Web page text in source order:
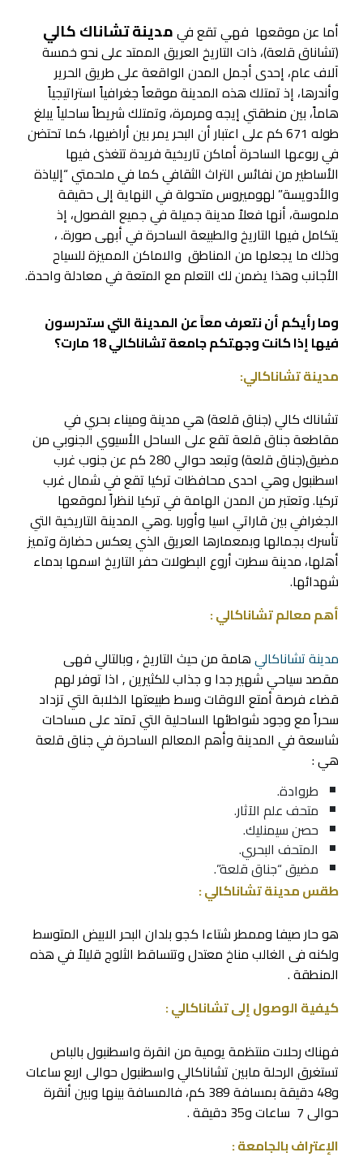
أما عن موقعها فهي تقع فيمدينة تشاناك كالي
(تشاناق قلعة)، ذات التاريخ العريق الممتد على نحو خمسة
آلاف عام، إحدى أجمل المدن الواقعة على طريق الحرير
وأندرها، إذ تمتلك هذه المدينة موقعاً جغرافياً استراتيجياً
هاماً، بين منطقتي إيجه ومرمرة، وتمتلك شريطاً ساحلياً يبلغ
طوله 671 كم على اعتبار أن البحر يمر بين أراضيها، كما تحتضن
في ربوعها الساحرة أماكن تاريخية فريدة تتغذى فيها
الأساطير من نفائس التراث الثقافي كما في ملحمتي “إلياذة
والأدويسة” لهوميروس متحولة في النهاية إلى حقيقة
ملموسة، أنها فعلاً مدينة جميلة في جميع الفصول، إذ
يتكامل فيها التاريخ والطبيعة الساحرة في أبهى صورة. ،
وذلك ما يجعلها من المناطق والاماكن المميزة للسياح
الأجانب وهذا يضمن لك التعلم مع المتعة في معادلة واحدة.
وما رأيكم أن نتعرف معاً عن المدينة التي ستدرسون
فيها إذا كانت وجهتكم جامعة تشاناكالي 18 مارت؟
مدينة تشاناكالي:
تشاناك كالي (جناق قلعة) هي مدينة وميناء بحري في
مقاطعة جناق قلعة تقع على الساحل الأسيوي الجنوبي من
مضيق(جناق قلعة) وتبعد حوالي 280 كم عن جنوب غرب
اسطنبول وهي احدى محافظات تركيا تقع في شمال غرب
تركيا. وتعتبر من المدن الهامة في تركيا لنظراً لموقعها
الجغرافي بين قاراتي اسيا وأوربا .وهي المدينة التاريخية التي
تأسرك بجمالها وبمعمارها العريق الذي يعكس حضارة وتميز
أهلها، مدينة سطرت أروع البطولات حفر التاريخ اسمها بدماء
شهدائها.
أهم معالم تشاناكالي :
مدينة تشاناكاليهامة من حيث التاريخ ، وبالتالي فهى
مقصد سياحي شهير جدا و جذاب للكثيرين , اذا توفر لهم
قضاء فرصة أمتع الاوقات وسط طبيعتها الخلابة التي تزداد
سحراً مع وجود شواطئها الساحلية التي تمتد على مساحات
شاسعة في المدينة وأهم المعالم الساحرة في جناق قلعة
هي :
طروادة.
متحف علم الآثار.
حصن سيمنليك.
المتحف البحري.
مضيق “جناق قلعة”.
طقس مدينة تشاناكالي :
هو حار صيفا وممطر شتاءا كجو بلدان البحر الابيض المتوسط
ولكنه فى الغالب مناخ معتدل وتتساقط الثلوج قليلاً في هذه
المنطقة .
كيفية الوصول إلى تشاناكالي :
فهناك رحلات منتظمة يومية من انقرة واسطنبول بالباص
تستغرق الرحلة مابين تشاناكالي واسطنبول حوالى اربع ساعات
و48 دقيقة بمسافة 389 كم، فالمسافة بينها وبين أنقرة
حوالى 7 ساعات و35 دقيقة .
الإعتراف بالجامعة :